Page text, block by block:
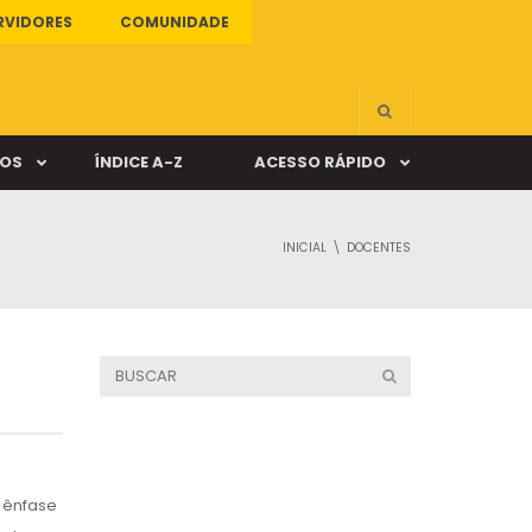
COMUNIDADE
ÍNDICE A-Z ACESSO RÁPIDO
INICIAL DOCENTES